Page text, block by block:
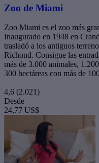
Zoo de Miami
Zoo Miami es el zoo más
Inaugurado en 1948 en
trasladó a los antiguos
Richond. Consigue las
más de 3.000 animales,
300 hectáreas con más de
4,6 (2.021)
Desde
24,77 US$